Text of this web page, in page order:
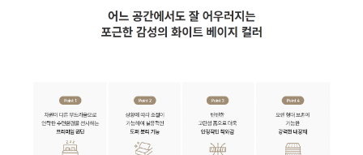
AP-10H4550 | 23,900